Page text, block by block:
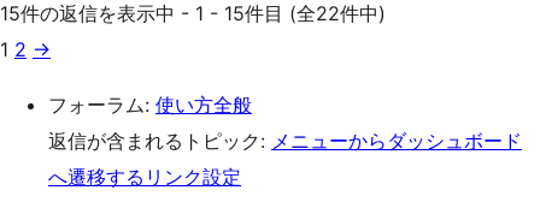
検
索
15件の返信を表示中 - 1 - 15件目 (全22件中)
1 2 →
フォーラム: 使い方全般
返信が含まれるトピック: メニューからダッシュボード
へ遷移するリンク設定